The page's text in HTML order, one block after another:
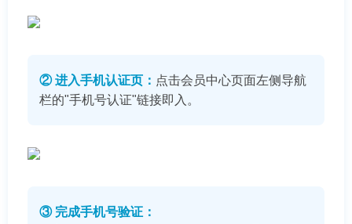
② 进入手机认证页： 点击会员中心页面左侧导航
栏的"手机号认证"链接即入。
③ 完成手机号验证：